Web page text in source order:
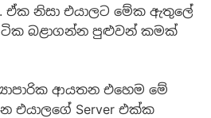
ඒක නිසා එයාලට මේක ඇතුලේ
බළාගන්න පුළුවන් කමක්
ආයතන එහෙම මේ
එයාලගේ Server එක්ක